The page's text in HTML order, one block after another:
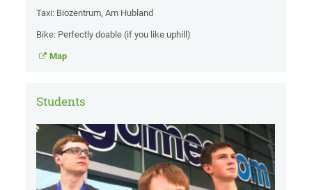
Taxi: Biozentrum, Am Hubland
Bike: Perfectly doable (if you like uphill)
Map
Students